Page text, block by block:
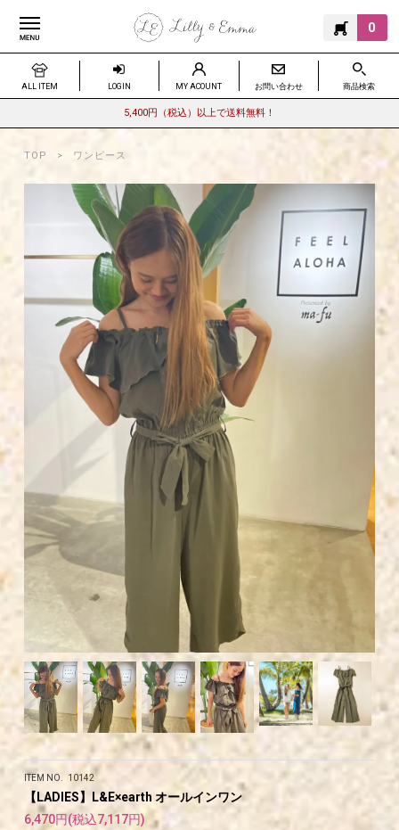
0
ALL ITEM LOGIN MY ACOUNT お問い合わせ 商品検索
5,400円（税込）以上で送料無料！
TOP ワンピース
ITEM NO. 10142
【LADIES】L&E×earth オールインワン
6,470円(税込7,117円)